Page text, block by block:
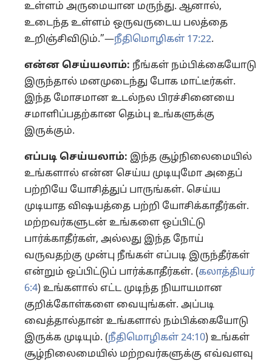
உள்ளம் அருமையான மருந்து. ஆனால்,
உடைந்த உள்ளம் ஒருவருடைய பலத்தை
உறிஞ்சிவிடும்.”—நீதிமொழிகள் 17:22.
என்ன செய்யலாம்: நீங்கள் நம்பிக்கையோடு
இருந்தால் மனமுடைந்து போக மாட்டீர்கள்.
இந்த மோசமான உடல்நல பிரச்சினையை
சமாளிப்பதற்கான தெம்பு உங்களுக்கு
இருக்கும்.
எப்படி செய்யலாம்: இந்த சூழ்நிலைமையில்
உங்களால் என்ன செய்ய முடியுமோ அதைப்
பற்றியே யோசித்துப் பாருங்கள். செய்ய
முடியாத விஷயத்தை பற்றி யோசிக்காதீர்கள்.
மற்றவர்களுடன் உங்களை ஒப்பிட்டு
பார்க்காதீர்கள், அல்லது இந்த நோய்
வருவதற்கு முன்பு நீங்கள் எப்படி இருந்தீர்கள்
என்றும் ஒப்பிட்டுப் பார்க்காதீர்கள். (கலாத்தியர்
6:4) உங்களால் எட்ட முடிந்த நியாயமான
குறிக்கோள்களை வையுங்கள். அப்படி
வைத்தால்தான் உங்களால் நம்பிக்கையோடு
இருக்க முடியும். (நீதிமொழிகள் 24:10) உங்கள்
சூழ்நிலைமையில் மற்றவர்களுக்கு எவ்வளவு